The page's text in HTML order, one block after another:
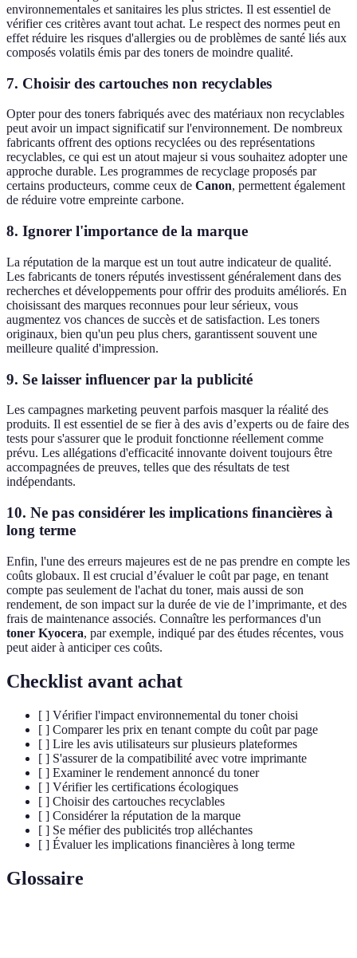
environnementales et sanitaires les plus strictes. Il est essentiel de
vérifier ces critères avant tout achat. Le respect des normes peut en
effet réduire les risques d'allergies ou de problèmes de santé liés aux
composés volatils émis par des toners de moindre qualité.
7. Choisir des cartouches non recyclables
Opter pour des toners fabriqués avec des matériaux non recyclables
peut avoir un impact significatif sur l'environnement. De nombreux
fabricants offrent des options recyclées ou des représentations
recyclables, ce qui est un atout majeur si vous souhaitez adopter une
approche durable. Les programmes de recyclage proposés par
certains producteurs, comme ceux de Canon, permettent également
de réduire votre empreinte carbone.
8. Ignorer l'importance de la marque
La réputation de la marque est un tout autre indicateur de qualité.
Les fabricants de toners réputés investissent généralement dans des
recherches et développements pour offrir des produits améliorés. En
choisissant des marques reconnues pour leur sérieux, vous
augmentez vos chances de succès et de satisfaction. Les toners
originaux, bien qu'un peu plus chers, garantissent souvent une
meilleure qualité d'impression.
9. Se laisser influencer par la publicité
Les campagnes marketing peuvent parfois masquer la réalité des
produits. Il est essentiel de se fier à des avis d’experts ou de faire des
tests pour s'assurer que le produit fonctionne réellement comme
prévu. Les allégations d'efficacité innovante doivent toujours être
accompagnées de preuves, telles que des résultats de test
indépendants.
10. Ne pas considérer les implications financières à
long terme
Enfin, l'une des erreurs majeures est de ne pas prendre en compte les
coûts globaux. Il est crucial d’évaluer le coût par page, en tenant
compte pas seulement de l'achat du toner, mais aussi de son
rendement, de son impact sur la durée de vie de l’imprimante, et des
frais de maintenance associés. Connaître les performances d'un
toner Kyocera, par exemple, indiqué par des études récentes, vous
peut aider à anticiper ces coûts.
Checklist avant achat
[ ] Vérifier l'impact environnemental du toner choisi
[ ] Comparer les prix en tenant compte du coût par page
[ ] Lire les avis utilisateurs sur plusieurs plateformes
[ ] S'assurer de la compatibilité avec votre imprimante
[ ] Examiner le rendement annoncé du toner
[ ] Vérifier les certifications écologiques
[ ] Choisir des cartouches recyclables
[ ] Considérer la réputation de la marque
[ ] Se méfier des publicités trop alléchantes
[ ] Évaluer les implications financières à long terme
Glossaire